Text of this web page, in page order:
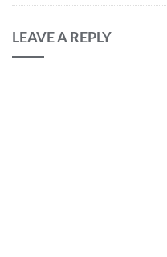
LEAVE A REPLY